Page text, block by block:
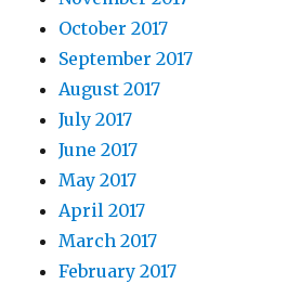
October 2017
September 2017
August 2017
July 2017
June 2017
May 2017
April 2017
March 2017
February 2017